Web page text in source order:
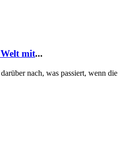
mit...
nach, was passiert, wenn die